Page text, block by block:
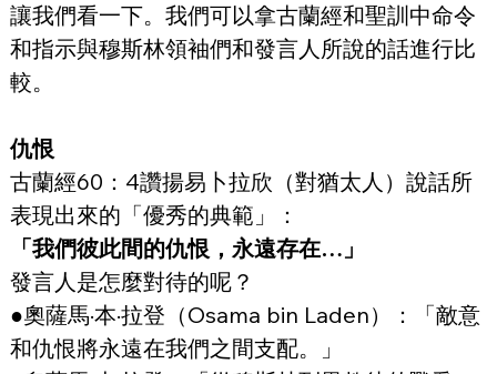
讓我們看一下。我們可以拿古蘭經和聖訓中命令
和指示與穆斯林領袖們和發言人所說的話進行比
較。
仇恨
古蘭經60：4讚揚易卜拉欣（對猶太人）說話所
表現出來的「優秀的典範」：
「我們彼此間的仇恨，永遠存在…」
發言人是怎麼對待的呢？
●奧薩馬·本·拉登（Osama bin Laden）：「敵意
和仇恨將永遠在我們之間支配。」